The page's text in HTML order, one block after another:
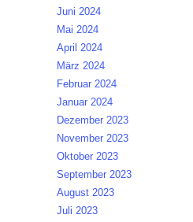
Juni 2024
Mai 2024
April 2024
März 2024
Februar 2024
Januar 2024
Dezember 2023
November 2023
Oktober 2023
September 2023
August 2023
Juli 2023